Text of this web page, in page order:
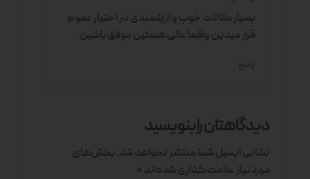
بسیار مقالات خوب و ارزشمندی در اختیار عموم
قرار میدین واقعا عالی هستین موفق باشین.
پاسخ
دیدگاهتان را بنویسید
نشانی ایمیل شما منتشر نخواهد شد.بخش‌های
موردنیاز علامت‌گذاری شده‌اند *